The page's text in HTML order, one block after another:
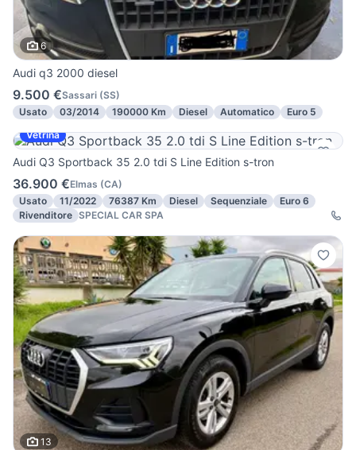
6
Audi q3 2000 diesel
9.500 €Sassari (SS)
Usato
03/2014 190000 Km Diesel Automatico
Euro 5
Vetrina
Audi Q3 Sportback 35 2.0 tdi S Line Edition s-tron
36.900 €Elmas (CA)
Usato
11/2022 76387 Km Diesel Sequenziale
Euro 6
Rivenditore SPECIAL CAR SPA
13